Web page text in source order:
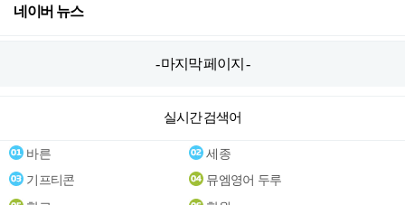
네이버 뉴스
- 마지막 페이지 -
실시간 검색어
바른
세종
기프티콘
뮤엠영어 두루